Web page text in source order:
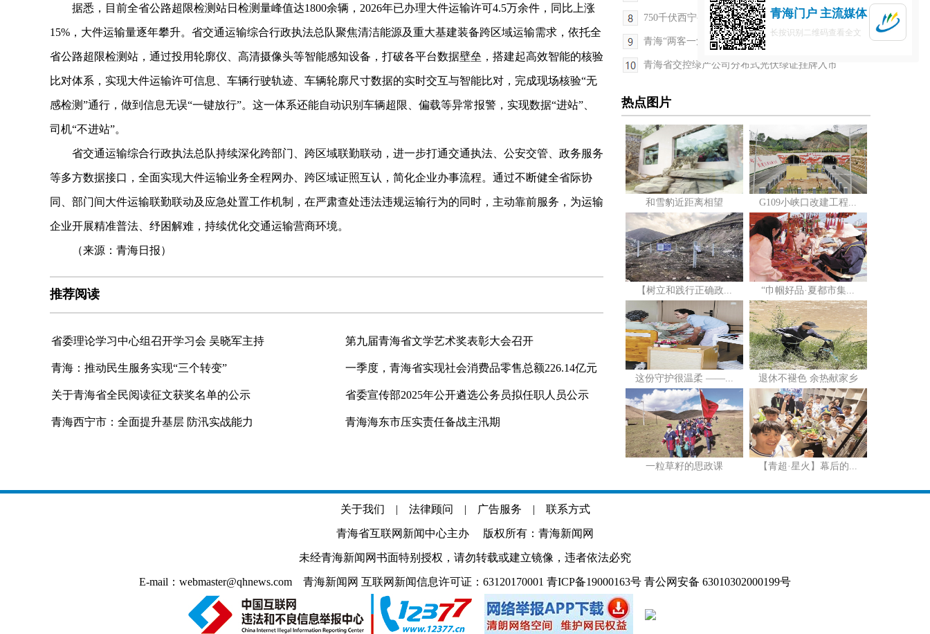
据悉，目前全省‌公路超限检测站日检测量峰值达1800余辆，2026年已办理大件运输许可4.5万余件，同比上涨
15%，大件运输量逐年攀升。省交通运输综合行政执法总队聚焦清洁能源及重大基建装备跨区域运输需求，依托全
省公路超限检测站，通过投用轮廓仪、高清摄像头等智能感知设备，打破各平台数据壁垒，搭建起高效智能的核验
比对体系，实现大件运输许可信息、车辆行驶轨迹、车辆轮廓尺寸数据的实时交互与智能比对，完成现场核验“无
感检测”通行，做到信息无误“一键放行”。这一体系还能自动识别车辆超限、偏载等异常报警，实现数据“进站”、
司机“不进站”。
省交通运输综合行政执法总队持续深化跨部门、跨区域联勤联动，进一步打通交通执法、公安交管、政务服务
等多方数据接口，全面实现大件运输业务全程网办、跨区域证照互认，简化企业办事流程。通过不断健全省际协
同、部门间大件运输联勤联动及应急处置工作机制，在严肃查处违法违规运输行为的同时，主动靠前服务，为运输
企业开展精准普法、纾困解难，持续优化交通运输营商环境。
（来源：青海日报）
推荐阅读
省委理论学习中心组召开学习会 吴晓军主持 第九届青海省文学艺术奖表彰大会召开
青海：推动民生服务实现“三个转变” 一季度，青海省实现社会消费品零售总额226.14亿元
关于青海省全民阅读征文获奖名单的公示 省委宣传部2025年公开遴选公务员拟任职人员公示
青海西宁市：全面提升基层 防汛实战能力 青海海东市压实责任备战主汛期
750千伏西宁变电站13台断路器增容改造全部完工
青海“两客一危”首轮动态监控报警信息清零任务办结
青海省交控绿产公司分布式光伏绿证挂牌入市
热点图片
和雪豹近距离相望 G109小峡口改建工程...
【树立和践行正确政... “巾帼好品·夏都市集...
这份守护很温柔 ——... 退休不褪色 余热献家乡
一粒草籽的思政课 【青超·星火】幕后的...
关于我们 | 法律顾问 | 广告服务 | 联系方式
青海省互联网新闻中心主办 版权所有：青海新闻网
未经青海新闻网书面特别授权，请勿转载或建立镜像，违者依法必究
E-mail：webmaster@qhnews.com 青海新闻网 互联网新闻信息许可证：63120170001 青ICP备19000163号 青公网安备 63010302000199号
青海门户 主流媒体
长按识别二维码查看全文